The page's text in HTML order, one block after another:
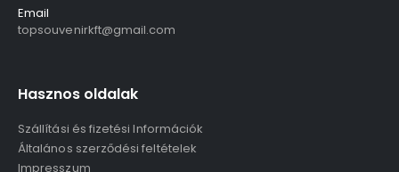
Email
topsouvenirkft@gmail.com
Hasznos oldalak
Szállítási és fizetési Információk
Általános szerződési feltételek
Impresszum